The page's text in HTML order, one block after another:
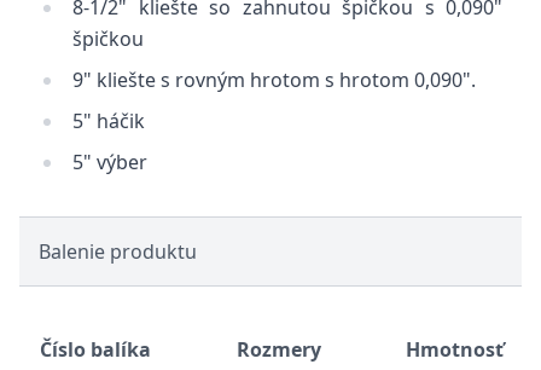
8-1/2" kliešte so zahnutou špičkou s 0,090"
špičkou
9" kliešte s rovným hrotom s hrotom 0,090".
5" háčik
5" výber
Balenie produktu
Číslo balíka Rozmery
Hmotnosť